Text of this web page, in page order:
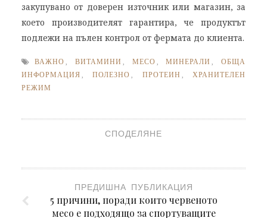
закупувано от доверен източник или магазин, за
което производителят гарантира, че продуктът
подлежи на пълен контрол от фермата до клиента.
ВАЖНО ВИТАМИНИ МЕСО ,МИНЕРАЛИ ,ОБЩА
ИНФОРМАЦИЯ ,ПОЛЕЗНО ПРОТЕИН
ХРАНИТЕЛЕН
РЕЖИМ
СПОДЕЛЯНЕ
ПРЕДИШНА ПУБЛИКАЦИЯ
5 причини, поради които червеното
месо е подходящо за спортуващите